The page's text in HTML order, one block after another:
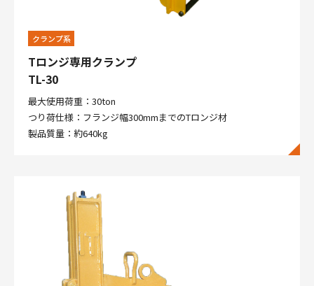
クランプ系
Tロンジ専用クランプ
TL-30
最大使用荷重：30ton
つり荷仕様：フランジ幅300mmまでのTロンジ材
製品質量：約640kg